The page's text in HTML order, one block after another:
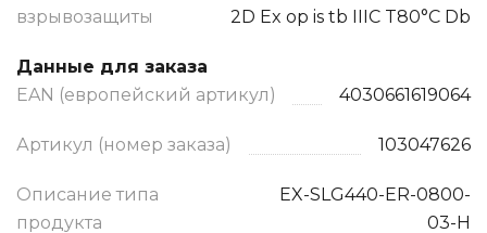
взрывозащиты
2D Ex op is tb IIIC T80°C Db
Данные для заказа
EAN (европейский артикул)
4030661619064
Артикул (номер заказа) 103047626
Описание типа
продукта
EX-SLG440-ER-0800-
03-H